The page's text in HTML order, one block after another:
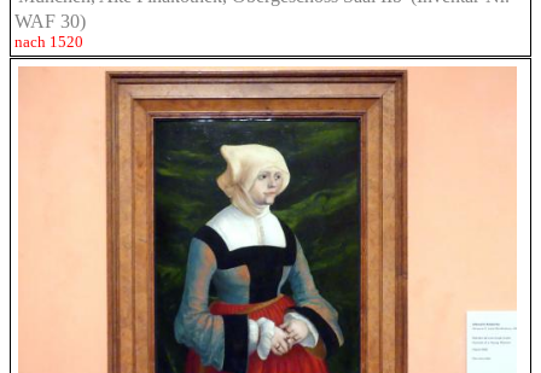
WAF 30)
nach 1520